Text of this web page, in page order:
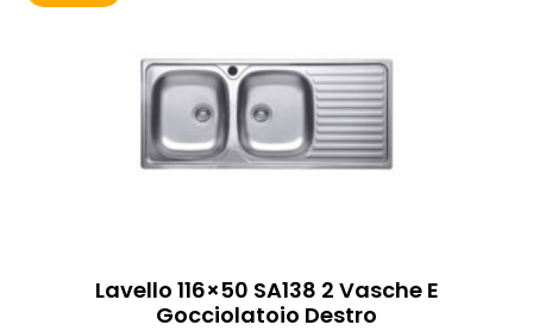
Lavello 116×50 SA138 2 Vasche E
Gocciolatoio Destro